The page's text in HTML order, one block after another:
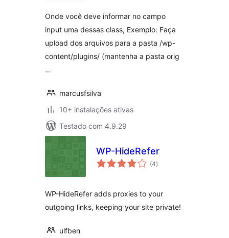
Onde você deve informar no campo
input uma dessas class, Exemplo: Faça
upload dos arquivos para a pasta /wp-
content/plugins/ (mantenha a pasta orig
…
marcusfsilva
10+ instalações ativas
Testado com 4.9.29
WP-HideRefer
(4avaliações
totais
)
WP-HideRefer adds proxies to your
outgoing links, keeping your site private!
ulfben